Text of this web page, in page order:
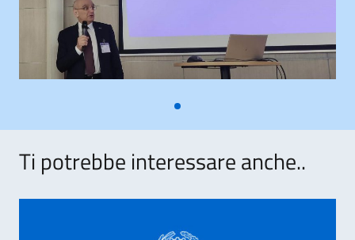
Ti potrebbe interessare anche..